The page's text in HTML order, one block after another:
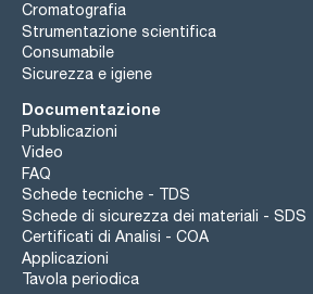
Cromatografia
Strumentazione scientifica
Consumabile
Sicurezza e igiene
Documentazione
Pubblicazioni
Video
FAQ
Schede tecniche - TDS
Schede di sicurezza dei materiali - SDS
Certificati di Analisi - COA
Applicazioni
Tavola periodica